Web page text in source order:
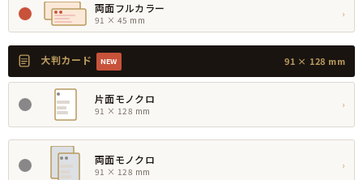
両面フルカラー
91 × 45 mm
›
大判カード NEW 91 × 128 mm
片面モノクロ
91 × 128 mm
›
両面モノクロ
91 × 128 mm
›